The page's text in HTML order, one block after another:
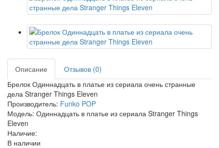
Описание
Отзывов (0)
Брелок Одиннадцать в платье из сериала очень странные
дела Stranger Things Eleven
Производитель: Funko POP
Модель: Одиннадцать в платье из сериала Stranger Things
Eleven
Наличие:
В наличии